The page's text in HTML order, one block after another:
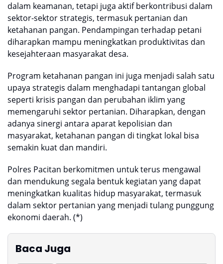
dalam keamanan, tetapi juga aktif berkontribusi dalam
sektor-sektor strategis, termasuk pertanian dan
ketahanan pangan. Pendampingan terhadap petani
diharapkan mampu meningkatkan produktivitas dan
kesejahteraan masyarakat desa.
Program ketahanan pangan ini juga menjadi salah satu
upaya strategis dalam menghadapi tantangan global
seperti krisis pangan dan perubahan iklim yang
memengaruhi sektor pertanian. Diharapkan, dengan
adanya sinergi antara aparat kepolisian dan
masyarakat, ketahanan pangan di tingkat lokal bisa
semakin kuat dan mandiri.
Polres Pacitan berkomitmen untuk terus mengawal
dan mendukung segala bentuk kegiatan yang dapat
meningkatkan kualitas hidup masyarakat, termasuk
dalam sektor pertanian yang menjadi tulang punggung
ekonomi daerah. (*)
Baca Juga